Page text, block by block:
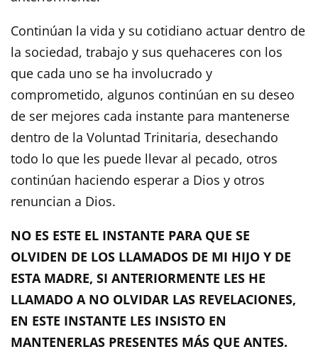
Continúan la vida y su cotidiano actuar dentro de
la sociedad, trabajo y sus quehaceres con los
que cada uno se ha involucrado y
comprometido, algunos continúan en su deseo
de ser mejores cada instante para mantenerse
dentro de la Voluntad Trinitaria, desechando
todo lo que les puede llevar al pecado, otros
continúan haciendo esperar a Dios y otros
renuncian a Dios.
NO ES ESTE EL INSTANTE PARA QUE SE
OLVIDEN DE LOS LLAMADOS DE MI HIJO Y DE
ESTA MADRE, SI ANTERIORMENTE LES HE
LLAMADO A NO OLVIDAR LAS REVELACIONES,
EN ESTE INSTANTE LES INSISTO EN
MANTENERLAS PRESENTES MÁS QUE ANTES.